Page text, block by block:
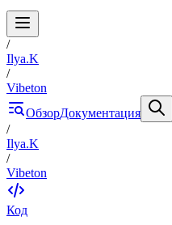
/
Ilya.K
/
Vibeton
ОбзорДокументация
/
Ilya.K
/
Vibeton
Код